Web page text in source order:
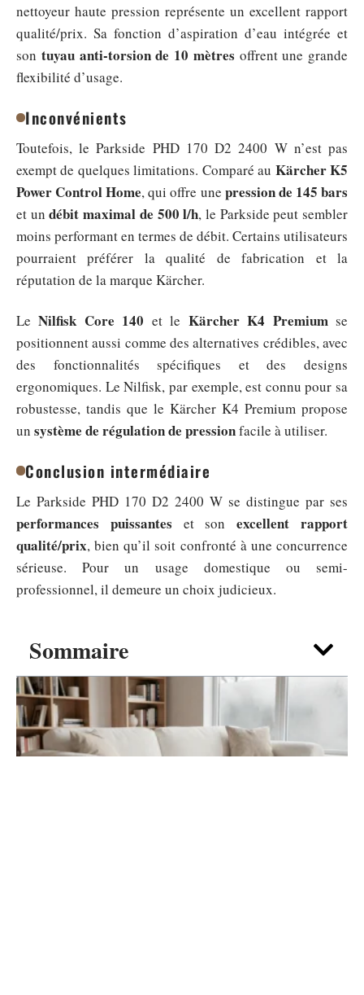
Sommaire
nettoyeur haute pression représente un excellent rapport
qualité/prix. Sa fonction d’aspiration d’eau intégrée et
son tuyau anti-torsion de 10 mètres offrent une grande
flexibilité d’usage.
Inconvénients
Toutefois, le Parkside PHD 170 D2 2400 W n’est pas
exempt de quelques limitations. Comparé au Kärcher K5
Power Control Home, qui offre une pression de 145 bars
et undébit maximal de 500 l/h, le Parkside peut sembler
moins performant en termes de débit. Certains utilisateurs
pourraient préférer la qualité de fabrication et la
réputation de la marque Kärcher.
LeNilfisk Core 140 et le Kärcher K4 Premiumse
positionnent aussi comme des alternatives crédibles, avec
des fonctionnalités spécifiques et des designs
ergonomiques. Le Nilfisk, par exemple, est connu pour sa
robustesse, tandis que le Kärcher K4 Premium propose
un système de régulation de pressionfacile à utiliser.
Conclusion intermédiaire
Le Parkside PHD 170 D2 2400 W se distingue par ses
performances puissantes et sonexcellent rapport
qualité/prix, bien qu’il soit confronté à une concurrence
sérieuse. Pour un usage domestique ou semi-
professionnel, il demeure un choix judicieux.